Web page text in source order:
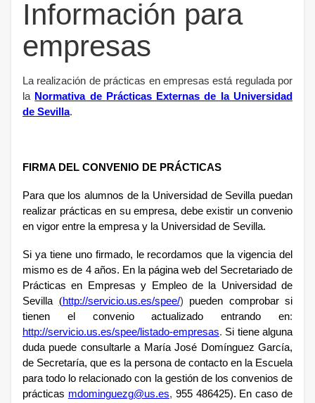
Información para
empresas
La realización de prácticas en empresas está regulada por
la Normativa de Prácticas Externas de la Universidad
de Sevilla.
FIRMA DEL CONVENIO DE PRÁCTICAS
Para que los alumnos de la Universidad de Sevilla puedan
realizar prácticas en su empresa, debe existir un convenio
en vigor entre la empresa y la Universidad de Sevilla.
Si ya tiene uno firmado, le recordamos que la vigencia del
mismo es de 4 años. En la página web del Secretariado de
Prácticas en Empresas y Empleo de la Universidad de
Sevilla (http://servicio.us.es/spee/) pueden comprobar si
tienen el convenio actualizado entrando en:
http://servicio.us.es/spee/listado-empresas. Si tiene alguna
duda puede consultarle a María José Domínguez García,
de Secretaría, que es la persona de contacto en la Escuela
para todo lo relacionado con la gestión de los convenios de
prácticas mdominguezg@us.es, 955 486425). En caso de